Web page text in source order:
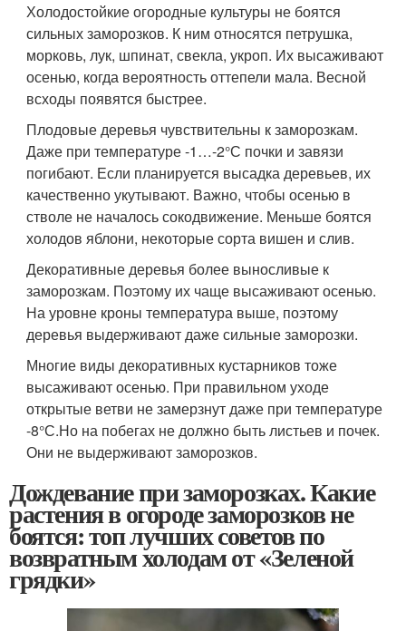
Холодостойкие огородные культуры не боятся
сильных заморозков. К ним относятся петрушка,
морковь, лук, шпинат, свекла, укроп. Их высаживают
осенью, когда вероятность оттепели мала. Весной
всходы появятся быстрее.
Плодовые деревья чувствительны к заморозкам.
Даже при температуре -1…-2°С почки и завязи
погибают. Если планируется высадка деревьев, их
качественно укутывают. Важно, чтобы осенью в
стволе не началось сокодвижение. Меньше боятся
холодов яблони, некоторые сорта вишен и слив.
Декоративные деревья более выносливые к
заморозкам. Поэтому их чаще высаживают осенью.
На уровне кроны температура выше, поэтому
деревья выдерживают даже сильные заморозки.
Многие виды декоративных кустарников тоже
высаживают осенью. При правильном уходе
открытые ветви не замерзнут даже при температуре
-8°С.Но на побегах не должно быть листьев и почек.
Они не выдерживают заморозков.
Дождевание при заморозках. Какие
растения в огороде заморозков не
боятся: топ лучших советов по
возвратным холодам от «Зеленой
грядки»